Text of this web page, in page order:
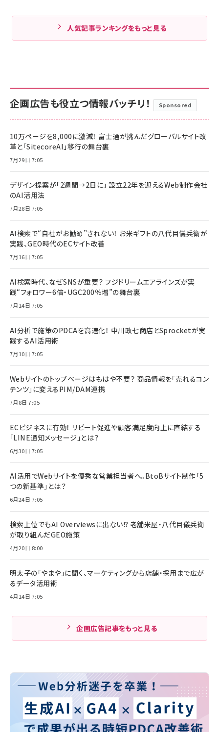
人気記事ランキングをもっと見る
企画広告も役立つ情報バッチリ！ Sponsored
10万ページを8,000に激減！ 富士通が挑んだグローバルサイト改
革と「SitecoreAI」移行の舞台裏
7月29日 7:05
デザイン提案が「2週間→2日に」 設立22年を迎えるWeb制作会社
のAI活用法
7月28日 7:05
AI検索で“自社がお勧め”されない！ お米ギフトの八代目儀兵衛が
実践、GEO時代のECサイト改善
7月16日 7:05
AI検索時代、なぜSNSが重要？ フジドリームエアラインズが実
践“フォロワー6倍・UGC200％増”の舞台裏
7月14日 7:05
AI分析で施策のPDCAを高速化！ 中川政七商店とSprocketが実
践するAI活用術
7月10日 7:05
Webサイトのトップページはもはや不要？ 商品情報を「売れるコン
テンツ」に変えるPIM/DAM連携
7月8日 7:05
ECビジネスに有効！ リピート促進や顧客満足度向上に直結する
「LINE通知メッセージ」とは？
6月30日 7:05
AI活用でWebサイトを優秀な営業担当者へ。BtoBサイト制作「5
つの新基準」とは？
6月24日 7:05
検索上位でもAI Overviewsに出ない!? 老舗米屋・八代目儀兵衛
が取り組んだGEO施策
4月20日 8:00
明太子の「やまや」に聞く、マーケティングから店舗・採用まで広が
るデータ活用術
4月14日 7:05
企画広告記事をもっと見る